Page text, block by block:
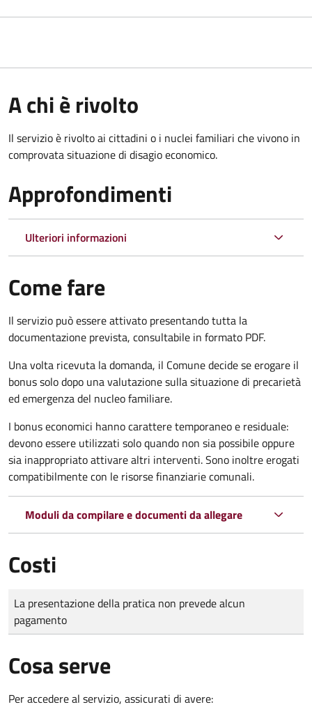
A chi è rivolto
Il servizio è rivolto ai cittadini o i nuclei familiari che vivono in
comprovata situazione di disagio economico.
Approfondimenti
Ulteriori informazioni
Come fare
Il servizio può essere attivato presentando tutta la
documentazione prevista, consultabile in formato PDF.
Una volta ricevuta la domanda, il Comune decide se erogare il
bonus solo dopo una valutazione sulla situazione di precarietà
ed emergenza del nucleo familiare.
I bonus economici hanno carattere temporaneo e residuale:
devono essere utilizzati solo quando non sia possibile oppure
sia inappropriato attivare altri interventi. Sono inoltre erogati
compatibilmente con le risorse finanziarie comunali.
Moduli da compilare e documenti da allegare
Costi
Tipo di pagamento
Importo
La presentazione della pratica non prevede alcun
pagamento
Cosa serve
Per accedere al servizio, assicurati di avere: